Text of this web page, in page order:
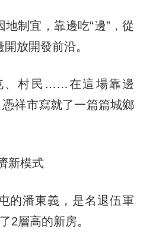
制宜，靠邊吃“邊”，從
放開發前沿。
村民……在這場靠邊
憑祥市寫就了一篇篇城鄉
新模式
潘東義，是名退伍軍
2層高的新房。